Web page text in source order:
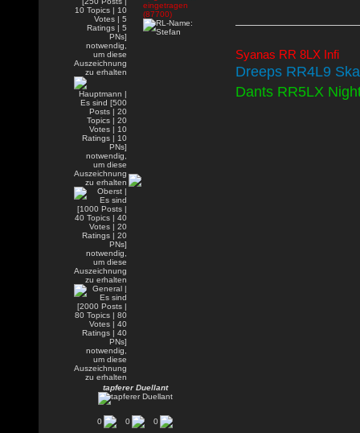
tapferer Duellant
0 0 0
Syanas RR 8LX Infi
Dreeps RR4L9
Dants RR5LX